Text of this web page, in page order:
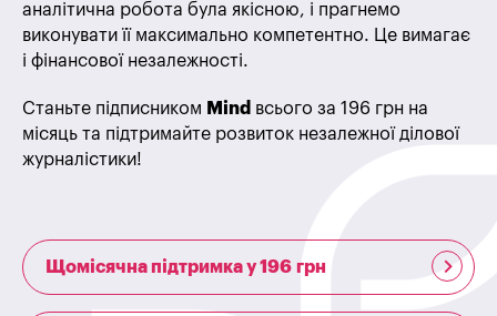
аналітична робота була якісною, і прагнемо
виконувати її максимально компетентно. Це вимагає
і фінансової незалежності.
Станьте підписником Mind всього за 196 грн на
місяць та підтримайте розвиток незалежної ділової
журналістики!
Щомісячна підтримка у 196 грн